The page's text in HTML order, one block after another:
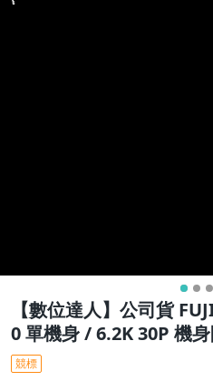
【數位達人】公司貨
0 單機身 / 6.2K 30P 機
競標